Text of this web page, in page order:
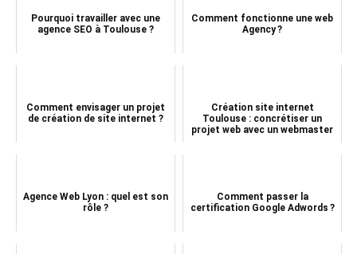
Pourquoi travailler avec une
agence SEO à Toulouse ?
Comment fonctionne une web
Agency ?
Comment envisager un projet
de création de site internet ?
Création site internet
Toulouse : concrétiser un
projet web avec un webmaster
Agence Web Lyon : quel est son
rôle ?
Comment passer la
certification Google Adwords ?